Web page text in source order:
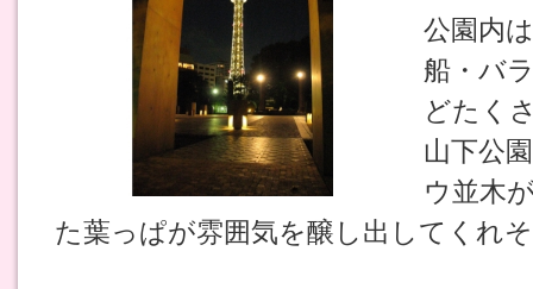
公園内
船・バ
どたく
山下公
ウ並木
た葉っぱが雰囲気を醸し出してくれ